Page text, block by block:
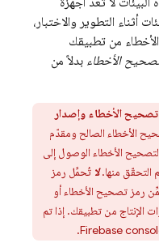
التطوير والاختبار،
من تطبيقك
الأخطاء بدلاً من
الأخطاء وإصدار
الأخطاء الصالح ومقدّم
الأخطاء الوصول إلى
التحقّق منها.لا تُحمِّل رمز
رمز تصحيح الأخطاء أو
من تطبيقك. إذا تم
Firebase